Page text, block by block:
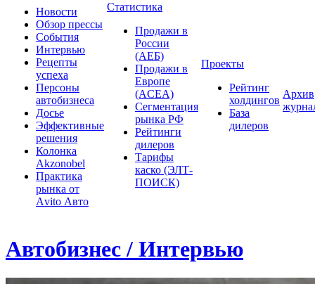
Новости
Обзор прессы
События
Интервью
Рецепты
успеха
Персоны
автобизнеса
Досье
Эффективные
решения
Колонка
Akzonobel
Практика
рынка от
Аvito Авто
Статистика
Продажи в
России
(АЕБ)
Продажи в
Европе
(ACEA)
Сегментация
рынка РФ
Рейтинги
дилеров
Тарифы
каско (ЭЛТ-
ПОИСК)
Проекты
Рейтинг
холдингов
База
дилеров
Архив
Автобизнес / Интервью